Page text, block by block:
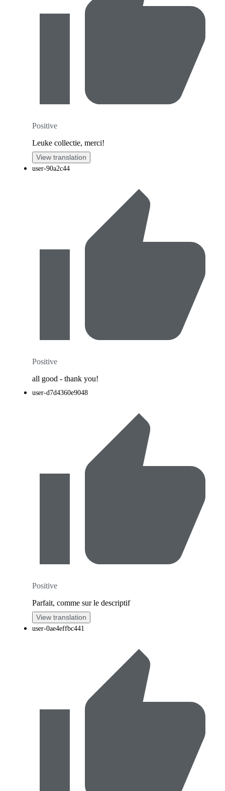
Positive
Leuke collectie, merci!
View translation
user-90a2c44
Positive
all good - thank you!
user-d7d4360e9048
Positive
Parfait, comme sur le descriptif
View translation
user-0ae4effbc441